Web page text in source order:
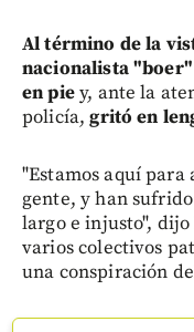
Al término de la
nacionalista
en piey, ante la
policía, gritó en
"Estamos aquí para
gente, y han
largo e injusto",
varios colectivos
una conspiración